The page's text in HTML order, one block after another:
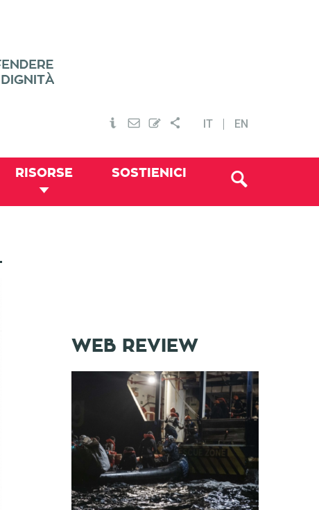
IT EN
RISORSE SOSTIENICI
WEB REVIEW